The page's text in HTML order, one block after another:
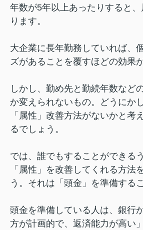
年数が5年以上あったりすると、
ります。
大企業に長年勤務していれば、
ズがあることを覆すほどの効果
しかし、勤め先と勤続年数など
か変えられないもの。どうにか
「属性」改善方法がないかと考
るでしょう。
では、誰でもすることができる
「属性」を改善してくれる方法
う。それは「頭金」を準備する
頭金を準備している人は、銀行
方が計画的で、返済能力が高い